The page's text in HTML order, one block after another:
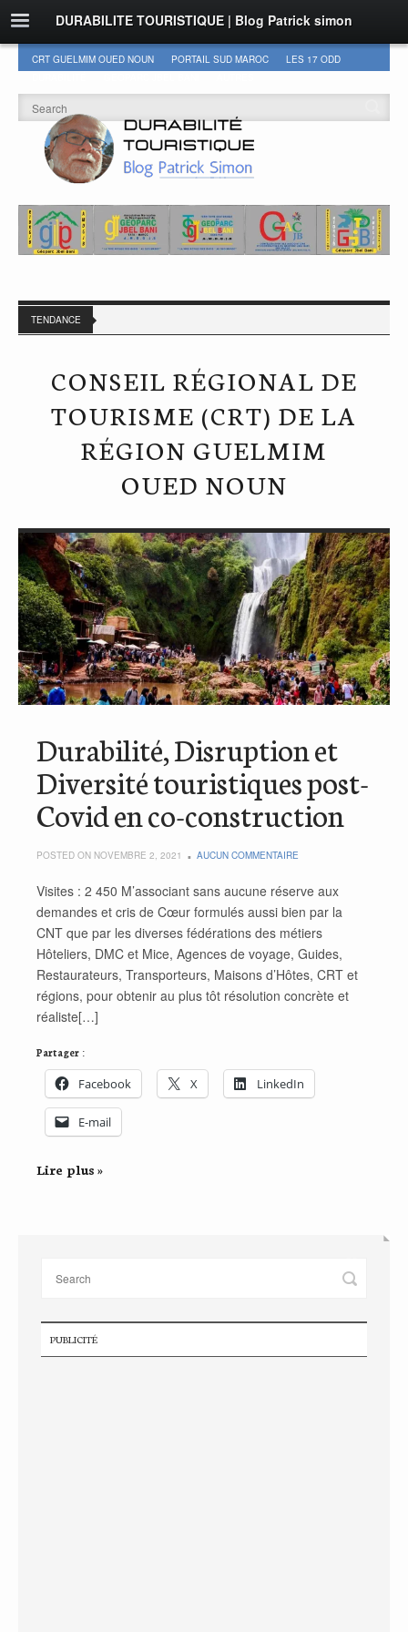
DURABILITE TOURISTIQUE | Blog Patrick simon
CRT GUELMIM OUED NOUN PORTAIL SUD MAROC
LES 17 ODD
TENDANCE
CONSEIL RÉGIONAL DE
TOURISME (CRT) DE LA
RÉGION GUELMIM
OUED NOUN
Durabilité, Disruption et
Diversité touristiques post-
Covid en co-construction
POSTED ON NOVEMBRE 2, 2021 AUCUN COMMENTAIRE
Visites : 2 450 M’associant sans aucune réserve aux
demandes et cris de Cœur formulés aussi bien par la
CNT que par les diverses fédérations des métiers
Hôteliers, DMC et Mice, Agences de voyage, Guides,
Restaurateurs, Transporteurs, Maisons d’Hôtes, CRT et
régions, pour obtenir au plus tôt résolution concrète et
réaliste[…]
Partager :
Facebook X LinkedIn
E-mail
Lire plus »
PUBLICITÉ